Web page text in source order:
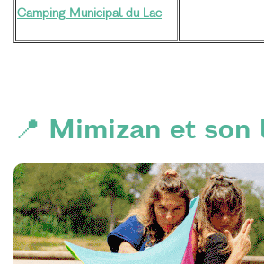
Camping Municipal du Lac
📍 Mimizan et